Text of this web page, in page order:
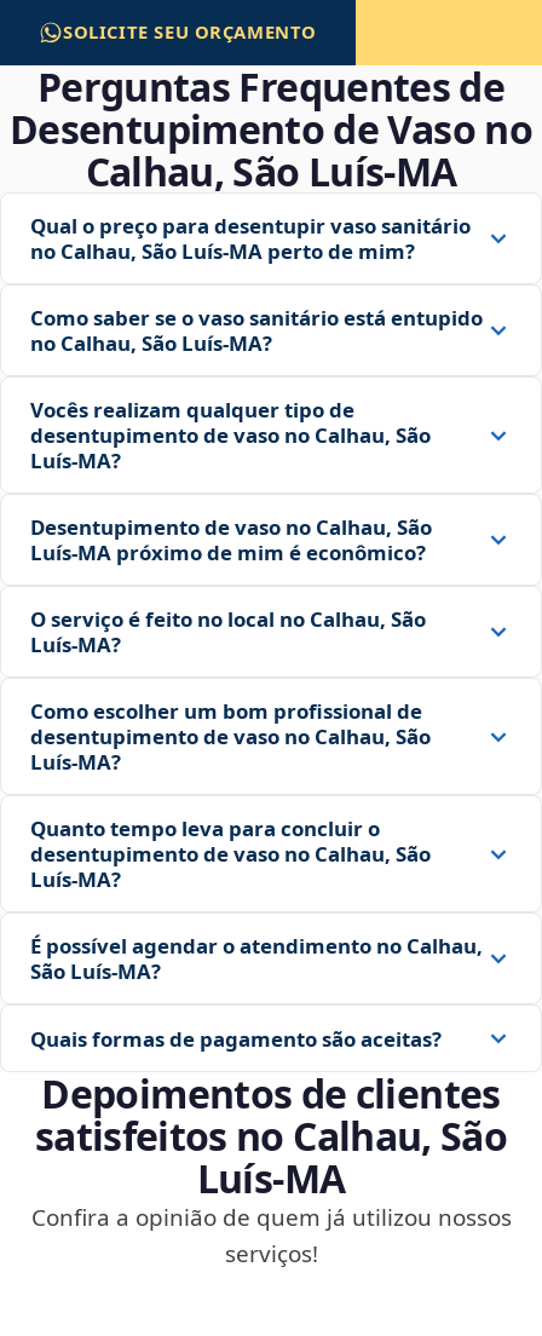
SOLICITE SEU ORÇAMENTO
Perguntas Frequentes de
Desentupimento de Vaso no
Calhau, São Luís‑MA
Qual o preço para desentupir vaso sanitário
no Calhau, São Luís‑MA perto de mim?
Como saber se o vaso sanitário está entupido
no Calhau, São Luís‑MA?
Vocês realizam qualquer tipo de
desentupimento de vaso no Calhau, São
Luís‑MA?
Desentupimento de vaso no Calhau, São
Luís‑MA próximo de mim é econômico?
O serviço é feito no local no Calhau, São
Luís‑MA?
Como escolher um bom profissional de
desentupimento de vaso no Calhau, São
Luís‑MA?
Quanto tempo leva para concluir o
desentupimento de vaso no Calhau, São
Luís‑MA?
É possível agendar o atendimento no Calhau,
São Luís‑MA?
Quais formas de pagamento são aceitas?
Depoimentos de clientes
satisfeitos no Calhau, São
Luís‑MA
Confira a opinião de quem já utilizou nossos
serviços!